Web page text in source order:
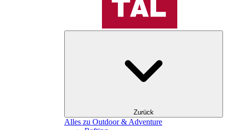
Zurück
Alles zu Outdoor & Adventure